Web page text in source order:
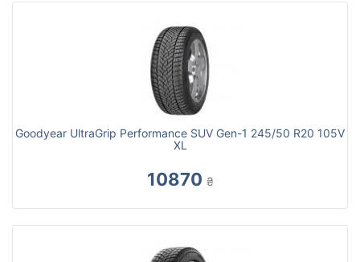
Goodyear UltraGrip Performance SUV Gen-1 245/50 R20 105V
XL
10870 ₴